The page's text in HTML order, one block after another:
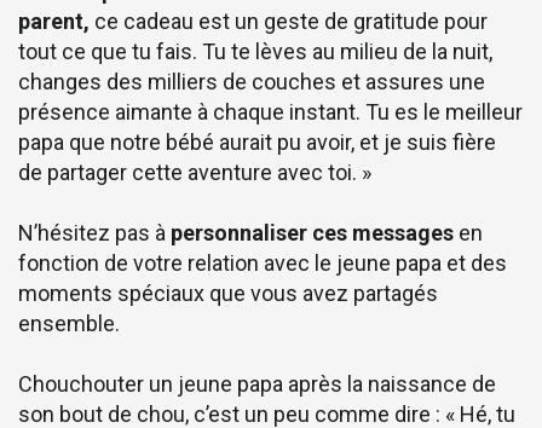
parent, ce cadeau est un geste de gratitude pour
tout ce que tu fais. Tu te lèves au milieu de la nuit,
changes des milliers de couches et assures une
présence aimante à chaque instant. Tu es le meilleur
papa que notre bébé aurait pu avoir, et je suis fière
de partager cette aventure avec toi. »
N’hésitez pas à personnaliser ces messages en
fonction de votre relation avec le jeune papa et des
moments spéciaux que vous avez partagés
ensemble.
Chouchouter un jeune papa après la naissance de
son bout de chou, c’est un peu comme dire : « Hé, tu